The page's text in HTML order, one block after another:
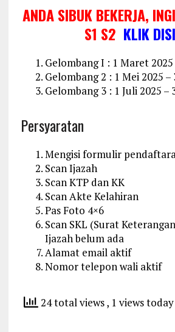
ANDA SIBUK BEKERJA,
S1 S2 KLIK
Gelombang I : 1 Maret
Gelombang 2 : 1 Mei 2025 –
Gelombang 3 : 1 Juli 2025 –
Persyaratan
Mengisi formulir
Scan Ijazah
Scan KTP dan KK
Scan Akte Kelahiran
Pas Foto 4×6
Scan SKL (Surat
Ijazah belum ada
Alamat email aktif
Nomor telepon wali aktif
24 total views, 1 views today